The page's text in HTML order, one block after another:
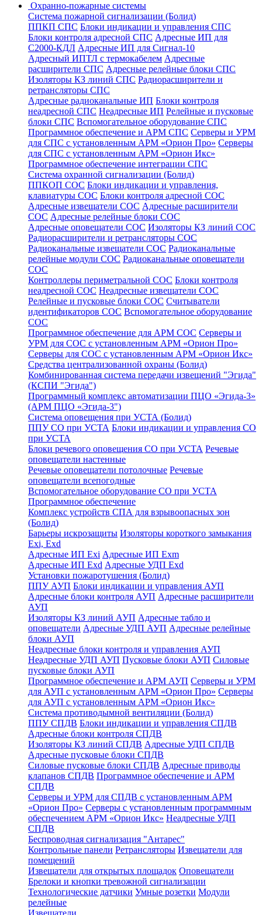
Охранно-пожарные системы
Система пожарной сигнализации (Болид)
ППКП СПС Блоки индикации и управления СПС
Блоки контроля адресной СПС Адресные ИП для
С2000-КДЛ Адресные ИП для Сигнал-10
Адресный ИПТЛ с термокабелем Адресные
расширители СПС Адресные релейные блоки СПС
Изоляторы КЗ линий СПС Радиорасширители и
ретрансляторы СПС
Адресные радиоканальные ИП Блоки контроля
неадресной СПС Неадресные ИП Релейные и пусковые
блоки СПС Вспомогательное оборудование СПС
Программное обеспечение и АРМ СПС Серверы и УРМ
для СПС с установленным АРМ «Орион Про» Серверы
для СПС с установленным АРМ «Орион Икс»
Программное обеспечение интеграции СПС
Система охранной сигнализации (Болид)
ППКОП СОС Блоки индикации и управления,
клавиатуры СОС Блоки контроля адресной СОС
Адресные извещатели СОС Адресные расширители
СОС Адресные релейные блоки СОС
Адресные оповещатели СОС Изоляторы КЗ линий СОС
Радиорасширители и ретрансляторы СОС
Радиоканальные извещатели СОС Радиоканальные
релейные модули СОС Радиоканальные оповещатели
СОС
Контроллеры периметральной СОС Блоки контроля
неадресной СОС Неадресные извещатели СОС
Релейные и пусковые блоки СОС Считыватели
идентификаторов СОС Вспомогательное оборудование
СОС
Программное обеспечение для АРМ СОС Серверы и
УРМ для СОС с установленным АРМ «Орион Про»
Серверы для СОС с установленным АРМ «Орион Икс»
Средства централизованной охраны (Болид)
Комбинированная система передачи извещений "Эгида"
(КСПИ "Эгида")
Программный комплекс автоматизации ПЦО «Эгида-3»
(АРМ ПЦО «Эгида-3")
Система оповещения при УСТА (Болид)
ППУ СО при УСТА Блоки индикации и управления СО
при УСТА
Блоки речевого оповещения СО при УСТА Речевые
оповещатели настенные
Речевые оповещатели потолочные Речевые
оповещатели всепогодные
Вспомогательное оборудование СО при УСТА
Программное обеспечение
Комплекс устройств СПА для взрывоопасных зон
(Болид)
Барьеры искрозащиты Изоляторы короткого замыкания
Exi, Exd
Адресные ИП Exi Адресные ИП Exm
Адресные ИП Exd Адресные УДП Exd
Установки пожаротушения (Болид)
ППУ АУП Блоки индикации и управления АУП
Адресные блоки контроля АУП Адресные расширители
АУП
Изоляторы КЗ линий АУП Адресные табло и
оповещатели Адресные УДП АУП Адресные релейные
блоки АУП
Неадресные блоки контроля и управления АУП
Неадресные УДП АУП Пусковые блоки АУП Силовые
пусковые блоки АУП
Программное обеспечение и АРМ АУП Серверы и УРМ
для АУП с установленным АРМ «Орион Про» Серверы
для АУП с установленным АРМ «Орион Икс»
Система противодымной вентиляции (Болид)
ППУ СПДВ Блоки индикации и управления СПДВ
Адресные блоки контроля СПДВ
Изоляторы КЗ линий СПДВ Адресные УДП СПДВ
Адресные пусковые блоки СПДВ
Силовые пусковые блоки СПДВ Адресные приводы
клапанов СПДВ Программное обеспечение и АРМ
СПДВ
Серверы и УРМ для СПДВ с установленным АРМ
«Орион Про» Серверы с установленным программным
обеспечением АРМ «Орион Икс» Неадресные УДП
СПДВ
Беспроводная сигнализация "Антарес"
Контрольные панели Ретрансляторы Извещатели для
помещений
Извещатели для открытых площадок Оповещатели
Брелоки и кнопки тревожной сигнализации
Технологические датчики Умные розетки Модули
релейные
Извещатели